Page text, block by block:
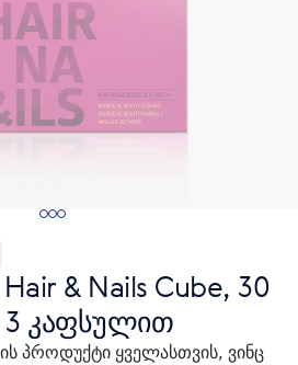
& Nails Cube, 30
3 კაფსულით
პროდუქტი ყველასთვის, ვინც